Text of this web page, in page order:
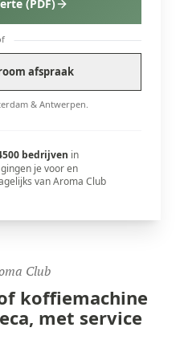
(PDF)
afspraak
& Antwerpen.
bedrijven in
je voor en
van Aroma Club
Club
koffiemachine
met service